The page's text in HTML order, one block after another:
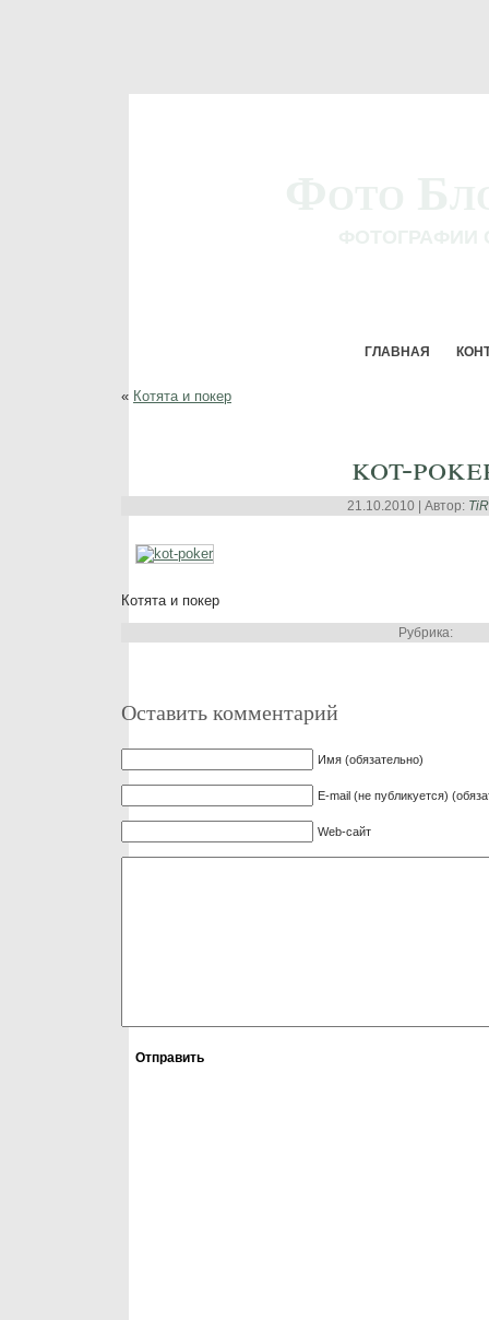
ГЛАВНАЯ
« Котята и покер
kot-
21.10.2010 | Автор:
Котята и покер
Рубрика:
Оставить комментарий
Имя (обязательно)
E-mail (не публикуется)
Web-сайт